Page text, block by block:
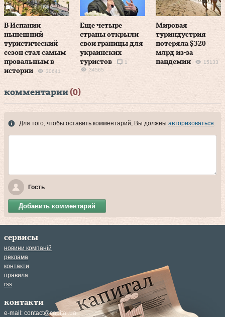
В Испании
нынешний
туристический
сезон стал самым
провальным в
истории
30641
Еще четыре
страны открыли
свои границы для
украинских
туристов
1
34565
Мировая
туриндустрия
потеряла $320
млрд из-за
пандемии
15133
комментарии (0)
Для того, чтобы оставить комментарий, Вы должны авторизоваться.
Гость
Добавить комментарий
сервисы
новини компаній
реклама
контакти
правила
rss
контакти
e-mail: contact@capital.ua